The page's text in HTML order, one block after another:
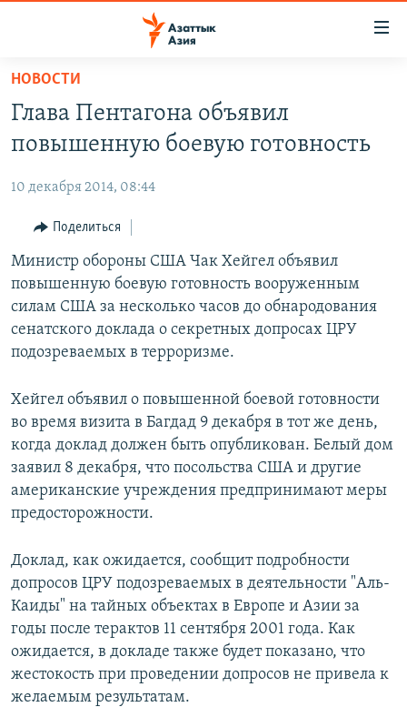
Вернуться
основному
содержанию
навигации
Вернутся
поиску
УЗБЕКИСТАН
ТАДЖИКИСТАН
ВОЙНА В УКРАИНЕ
НА ДРУГИХ ЯЗЫКАХ
ҚАЗАҚША
КЫРГЫЗЧА
ТОҶИКӢ
TÜRKMENÇE
Все сайты РСЕ/РС
НОВОСТИ
Глава Пентагона объявил
повышенную боевую готовность
10 декабря 2014, 08:44
Поделиться
Министр обороны США Чак Хейгел объявил
повышенную боевую готовность вооруженным
силам США за несколько часов до обнародования
сенатского доклада о секретных допросах ЦРУ
подозреваемых в терроризме.
Хейгел объявил о повышенной боевой готовности
во время визита в Багдад 9 декабря в тот же день,
когда доклад должен быть опубликован. Белый дом
заявил 8 декабря, что посольства США и другие
американские учреждения предпринимают меры
предосторожности.
Доклад, как ожидается, сообщит подробности
допросов ЦРУ подозреваемых в деятельности "Аль-
Каиды" на тайных объектах в Европе и Азии за
годы после терактов 11 сентября 2001 года. Как
ожидается, в докладе также будет показано, что
жестокость при проведении допросов не привела к
желаемым результатам.